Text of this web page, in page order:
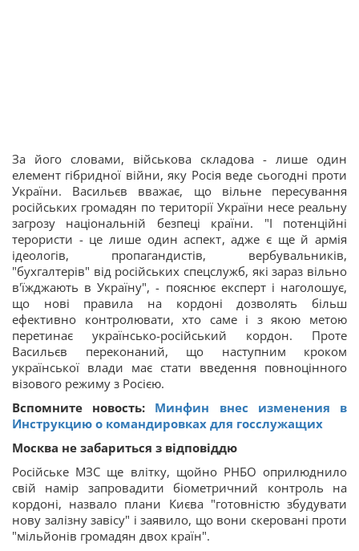
За його словами, військова складова - лише один
елемент гібридної війни, яку Росія веде сьогодні проти
України. Васильєв вважає, що вільне пересування
російських громадян по території України несе реальну
загрозу національній безпеці країни. "І потенційні
терористи - це лише один аспект, адже є ще й армія
ідеологів, пропагандистів, вербувальників,
"бухгалтерів" від російських спецслужб, які зараз вільно
в'їжджають в Україну", - пояснює експерт і наголошує,
що нові правила на кордоні дозволять більш
ефективно контролювати, хто саме і з якою метою
перетинає українсько-російський кордон. Проте
Васильєв переконаний, що наступним кроком
української влади має стати введення повноцінного
візового режиму з Росією.
Вспомните новость: Минфин внес изменения в
Инструкцию о командировках для госслужащих
Москва не забариться з відповіддю
Російське МЗС ще влітку, щойно РНБО оприлюднило
свій намір запровадити біометричний контроль на
кордоні, назвало плани Києва "готовністю збудувати
нову залізну завісу" і заявило, що вони скеровані проти
"мільйонів громадян двох країн".